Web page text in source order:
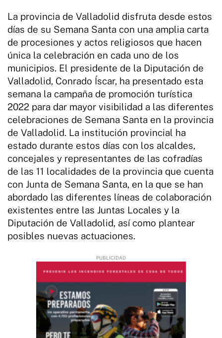
La provincia de Valladolid disfruta desde estos
días de su Semana Santa con una amplia carta
de procesiones y actos religiosos que hacen
única la celebración en cada uno de los
municipios. El presidente de la Diputación de
Valladolid, Conrado Íscar, ha presentado esta
semana la campaña de promoción turística
2022 para dar mayor visibilidad a las diferentes
celebraciones de Semana Santa en la provincia
de Valladolid. La institución provincial ha
estado durante estos días con los alcaldes,
concejales y representantes de las cofradías
de las 11 localidades de la provincia que cuenta
con Junta de Semana Santa, en la que se han
abordado las diferentes líneas de colaboración
existentes entre las Juntas Locales y la
Diputación de Valladolid, así como plantear
posibles nuevas actuaciones.